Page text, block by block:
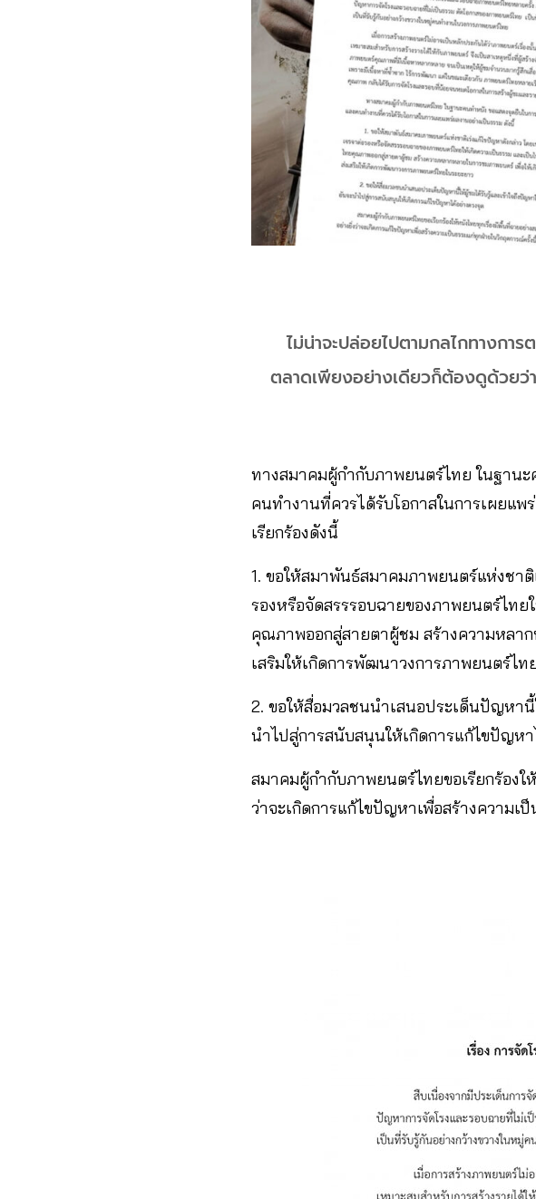
ไม่น่าจะปล่อยไปตามกลไกทางกา
ตลาดเพียงอย่างเดียวก็ต้องดูด้วยว่
ทางสมาคมผู้กำกับภาพยนตร์ไทย ในฐาน
คนทำงานที่ควรได้รับโอกาสในการเผยแ
เรียกร้องดังนี้
1. ขอให้สมาพันธ์สมาคมภาพยนตร์แห่งชาติ
รองหรือจัดสรรรอบฉายของภาพยนตร์ไท
คุณภาพออกสู่สายตาผู้ชม สร้างความหลา
เสริมให้เกิดการพัฒนาวงการภาพยนตร์ไท
2. ขอให้สื่อมวลชนนำเสนอประเด็นปัญหา
นำไปสู่การสนับสนุนให้เกิดการแก้ไขปัญห
สมาคมผู้กำกับภาพยนตร์ไทยขอเรียกร้อง
ว่าจะเกิดการแก้ไขปัญหาเพื่อสร้างความ